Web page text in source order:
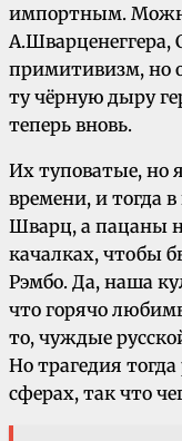
импортным.
А.Шварценеггера,
примитивизм, но
ту чёрную дыру
теперь вновь.
Их туповатые, но
времени, и тогда
Шварц, а пацаны
качалках, чтобы
Рэмбо. Да, наша
что горячо
то, чуждые
Но трагедия
сферах, так что